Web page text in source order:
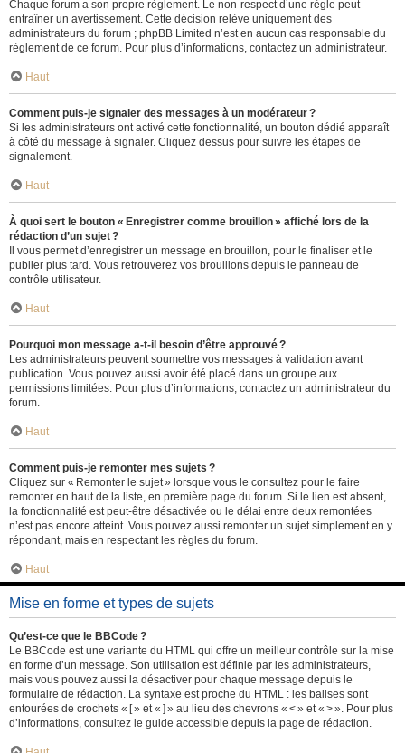
Chaque forum a son propre règlement. Le non-respect d’une règle peut
entraîner un avertissement. Cette décision relève uniquement des
administrateurs du forum ; phpBB Limited n’est en aucun cas responsable du
règlement de ce forum. Pour plus d’informations, contactez un administrateur.
Haut
Comment puis-je signaler des messages à un modérateur ?
Si les administrateurs ont activé cette fonctionnalité, un bouton dédié apparaît
à côté du message à signaler. Cliquez dessus pour suivre les étapes de
signalement.
Haut
À quoi sert le bouton « Enregistrer comme brouillon » affiché lors de la
rédaction d’un sujet ?
Il vous permet d’enregistrer un message en brouillon, pour le finaliser et le
publier plus tard. Vous retrouverez vos brouillons depuis le panneau de
contrôle utilisateur.
Haut
Pourquoi mon message a-t-il besoin d’être approuvé ?
Les administrateurs peuvent soumettre vos messages à validation avant
publication. Vous pouvez aussi avoir été placé dans un groupe aux
permissions limitées. Pour plus d’informations, contactez un administrateur du
forum.
Haut
Comment puis-je remonter mes sujets ?
Cliquez sur « Remonter le sujet » lorsque vous le consultez pour le faire
remonter en haut de la liste, en première page du forum. Si le lien est absent,
la fonctionnalité est peut-être désactivée ou le délai entre deux remontées
n’est pas encore atteint. Vous pouvez aussi remonter un sujet simplement en y
répondant, mais en respectant les règles du forum.
Haut
Mise en forme et types de sujets
Qu’est-ce que le BBCode ?
Le BBCode est une variante du HTML qui offre un meilleur contrôle sur la mise
en forme d’un message. Son utilisation est définie par les administrateurs,
mais vous pouvez aussi la désactiver pour chaque message depuis le
formulaire de rédaction. La syntaxe est proche du HTML : les balises sont
entourées de crochets « [ » et « ] » au lieu des chevrons « < » et « > ». Pour plus
d’informations, consultez le guide accessible depuis la page de rédaction.